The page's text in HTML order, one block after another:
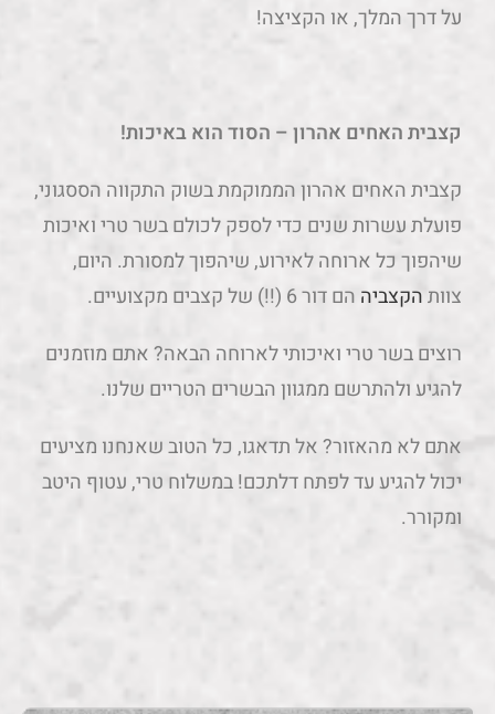
על דרך המלך, או הקציצה!
קצבית האחים אהרון – הסוד הוא באיכות!
קצבית האחים אהרון הממוקמת בשוק התקווה הססגוני,
פועלת עשרות שנים כדי לספק לכולם בשר טרי ואיכות
שיהפוך כל ארוחה לאירוע, שיהפוך למסורת. היום,
צוותהקצביה הם דור 6 (!!) של קצבים מקצועיים.
רוצים בשר טרי ואיכותי לארוחה הבאה? אתם מוזמנים
להגיע ולהתרשם ממגוון הבשרים הטריים שלנו.
אתם לא מהאזור? אל תדאגו, כל הטוב שאנחנו מציעים
יכול להגיע עד לפתח דלתכם! במשלוח טרי, עטוף היטב
ומקורר.